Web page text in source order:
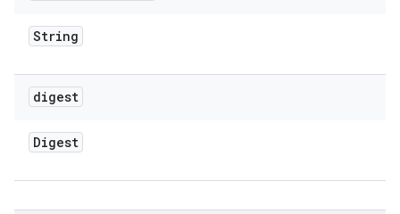
String
digest
Digest